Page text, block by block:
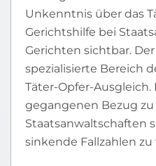
Unkenntnis über das
Gerichtshilfe bei
Gerichten sichtbar.
spezialisierte Bereich
Täter-Opfer-
gegangenen Bezug
Staatsanwaltschaften
sinkende Fallzahlen